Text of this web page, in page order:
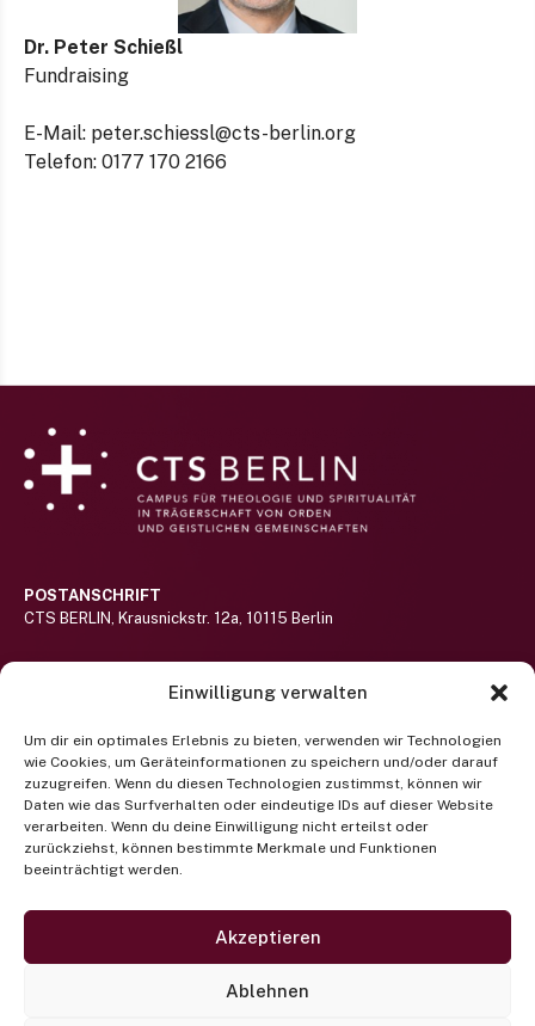
Einwilligung verwalten
Um dir ein optimales Erlebnis zu bieten, verwenden wir Technologien
wie Cookies, um Geräteinformationen zu speichern und/oder darauf
zuzugreifen. Wenn du diesen Technologien zustimmst, können wir
Daten wie das Surfverhalten oder eindeutige IDs auf dieser Website
verarbeiten. Wenn du deine Einwilligung nicht erteilst oder
zurückziehst, können bestimmte Merkmale und Funktionen
beeinträchtigt werden.
Akzeptieren
Ablehnen
Dr. Peter Schießl
Fundraising
E-Mail: peter.schiessl@cts-berlin.org
Telefon: 0177 170 2166
POSTANSCHRIFT
CTS BERLIN, Krausnickstr. 12a, 10115 Berlin
Haus St.-Michael-Stift auf dem Gelände des Alexianer St. Hedwig-
RUFEN SIE UNS AN
Telefon +49 (0) 30 400 372 122
(Mo-Fr 9-13 Uhr)
Newsletter abonnieren
SCHREIBEN SIE UNS EINE EMAIL
projektbuero@cts-berlin.org